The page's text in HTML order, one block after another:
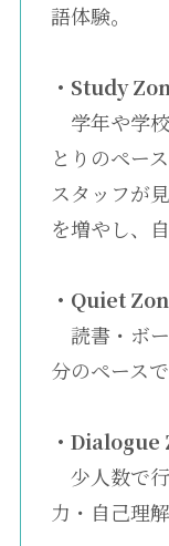
語体験。
・Study
学年や学
とりのペー
スタッフが
を増やし、
・Quiet
読書・ボ
分のペース
・Dialogue
少人数で
力・自己理